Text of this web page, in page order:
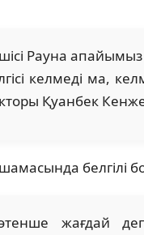
Рауна
келмеді ма,
Қуанбек
шамасында белгілі
жағдай